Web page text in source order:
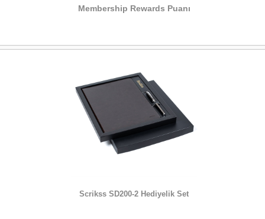
Membership Rewards Puanı
Scrikss SD200-2 Hediyelik Set